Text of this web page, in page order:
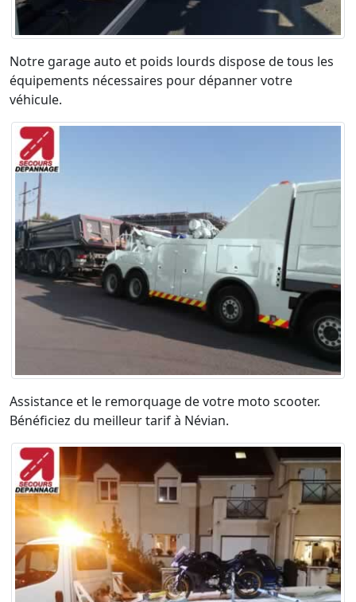
Notre garage auto et poids lourds dispose de tous les
équipements nécessaires pour dépanner votre
véhicule.
Assistance et le remorquage de votre moto scooter.
Bénéficiez du meilleur tarif à Névian.